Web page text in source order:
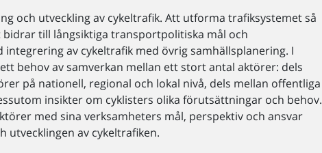
och utveckling av cykeltrafik. Att utforma trafiksystemet så
till långsiktiga transportpolitiska mål och
av cykeltrafik med övrig samhällsplanering. I
behov av samverkan mellan ett stort antal aktörer: dels
på nationell, regional och lokal nivå, dels mellan offentliga
insikter om cyklisters olika förutsättningar och behov.
med sina verksamheters mål, perspektiv och ansvar
utvecklingen av cykeltrafiken.